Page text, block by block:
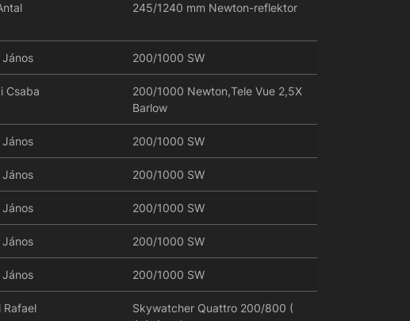
245/1240 mm Newton-reflektor
200/1000 SW
Csaba
200/1000 Newton,Tele Vue 2,5X
Barlow
200/1000 SW
200/1000 SW
200/1000 SW
200/1000 SW
200/1000 SW
Rafael
Skywatcher Quattro 200/800 (